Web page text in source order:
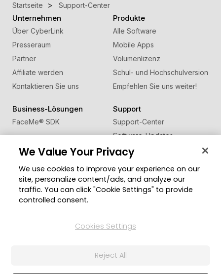
Startseite Support-Center
Unternehmen
Über CyberLink
Presseraum
Partner
Affiliate werden
Kontaktieren Sie uns
Produkte
Alle Software
Mobile Apps
Volumenlizenz
Schul- und Hochschulversion
Empfehlen Sie uns weiter!
Business-Lösungen
FaceMe® SDK
Support
Support-Center
Software-Updates
Lernen + Wissen
Community
Mitgliederbereich
Blog
Region ändern
© 2026 CyberLink Corp. Alle Rechte vorbehalten.
We Value Your Privacy
We use cookies to improve your experience on our
site, personalize content/ads, and analyze our
traffic. You can click "Cookie Settings" to provide
controlled consent.
Cookies Settings
Reject All